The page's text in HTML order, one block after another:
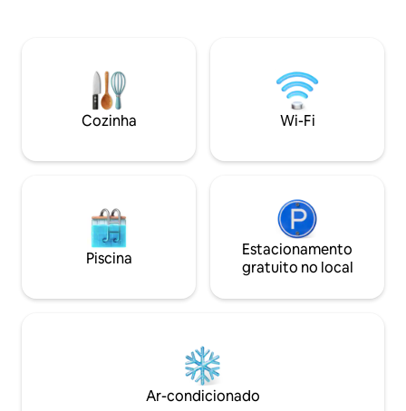
incluídos ingredientes para um pequeno
almoço de panquecas com xarope
caseiro de Spruce Tip. Bicicicletas
gratuitas, churrasqueira e uma fogueira
uso.
entrada para o
Bay e as
você pode
caiaque. Recolha gratuita no aeroporto e
Cozinha Wi-Fi
Piscina
Estacionamento
gratuito no local
Ar-condicionado